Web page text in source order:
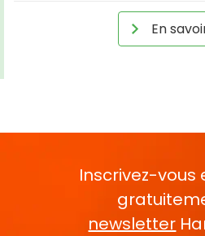
En
Inscrivez-vous
newsletter